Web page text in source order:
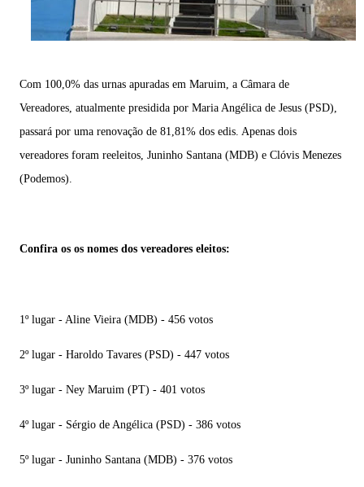
Com 100,0% das urnas apuradas em Maruim, a Câmara de
Vereadores, atualmente presidida por Maria Angélica de Jesus (PSD),
passará por uma renovação de 81,81% dos edis. Apenas dois
vereadores foram reeleitos, Juninho Santana (MDB) e Clóvis Menezes
(Podemos).
Confira os os nomes dos vereadores eleitos:
1º lugar - Aline Vieira (MDB) - 456 votos
2º lugar - Haroldo Tavares (PSD) - 447 votos
3º lugar - Ney Maruim (PT) - 401 votos
4º lugar - Sérgio de Angélica (PSD) - 386 votos
5º lugar - Juninho Santana (MDB) - 376 votos